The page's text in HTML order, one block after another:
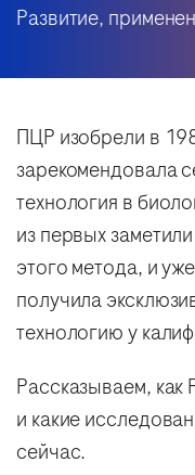
Развитие,
ПЦР изобрели в
зарекомендовала
технология в
из первых
этого метода, и
получила
технологию у
Рассказываем, как
и какие
сейчас.